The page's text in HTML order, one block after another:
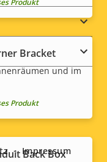
Bracket
und im
Produkt
Back Box
Impressum